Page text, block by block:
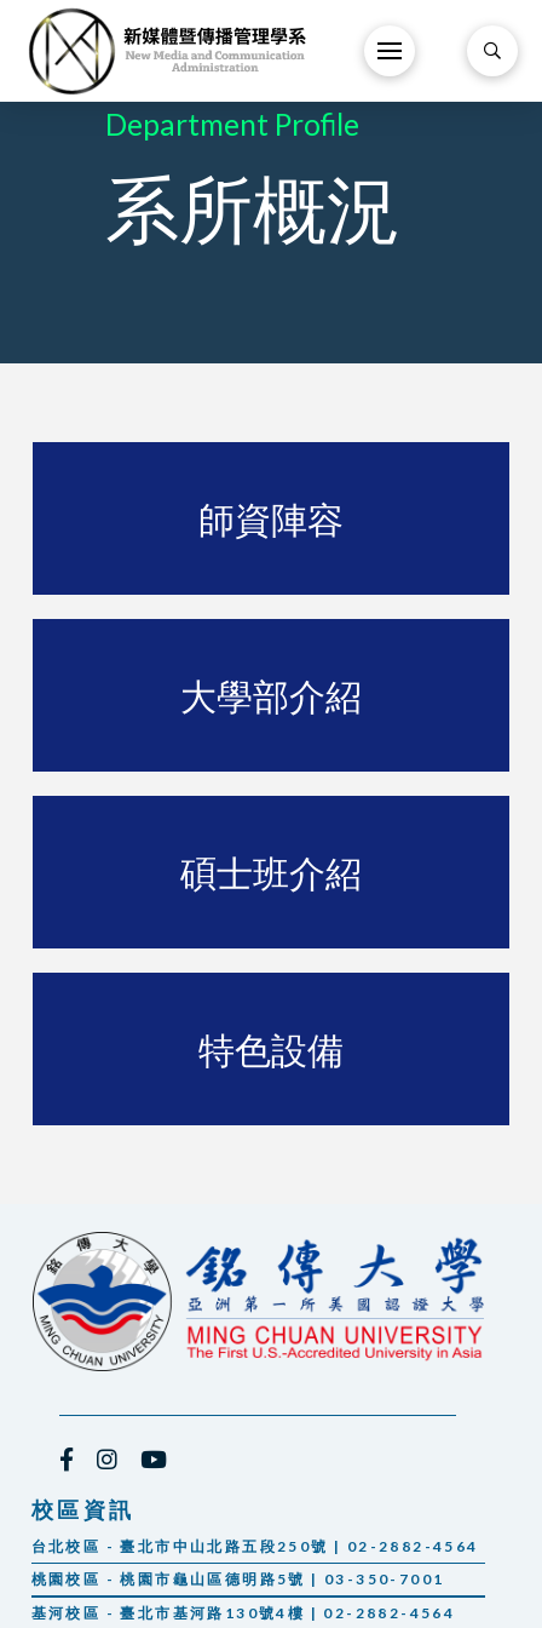
Department Profile
系所概況
師資陣容
大學部介紹
碩士班介紹
特色設備
校區資訊
台北校區 - 臺北市中山北路五段250號 | 02-2882-4564
桃園校區 - 桃園市龜山區德明路5號 | 03-350-7001
基河校區 - 臺北市基河路130號4樓 | 02-2882-4564